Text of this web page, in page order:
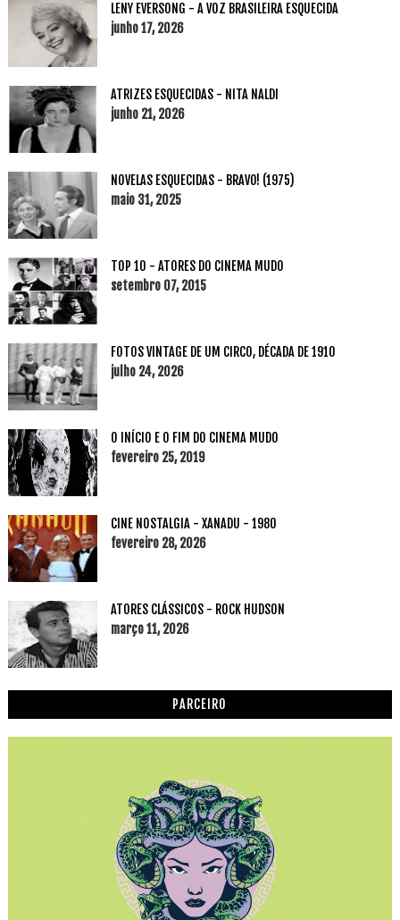
LENY EVERSONG - A VOZ BRASILEIRA ESQUECIDA
junho 17, 2026
ATRIZES ESQUECIDAS - NITA NALDI
junho 21, 2026
NOVELAS ESQUECIDAS - BRAVO! (1975)
maio 31, 2025
TOP 10 - ATORES DO CINEMA MUDO
setembro 07, 2015
FOTOS VINTAGE DE UM CIRCO, DÉCADA DE 1910
julho 24, 2026
O INÍCIO E O FIM DO CINEMA MUDO
fevereiro 25, 2019
CINE NOSTALGIA - XANADU - 1980
fevereiro 28, 2026
ATORES CLÁSSICOS - ROCK HUDSON
março 11, 2026
PARCEIRO